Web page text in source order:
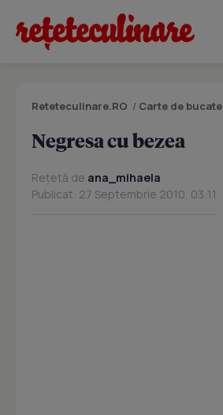
Reteteculinare.RO / Carte de bucate
Negresa cu bezea
Rețetă de ana_mihaela
Publicat: 27 Septembrie 2010, 03:11